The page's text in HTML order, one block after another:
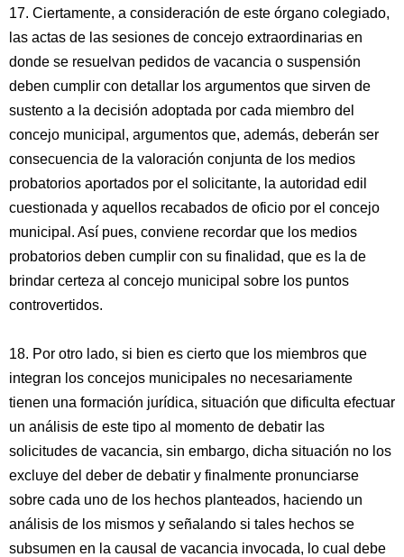
17. Ciertamente, a consideración de este órgano colegiado,
las actas de las sesiones de concejo extraordinarias en
donde se resuelvan pedidos de vacancia o suspensión
deben cumplir con detallar los argumentos que sirven de
sustento a la decisión adoptada por cada miembro del
concejo municipal, argumentos que, además, deberán ser
consecuencia de la valoración conjunta de los medios
probatorios aportados por el solicitante, la autoridad edil
cuestionada y aquellos recabados de oficio por el concejo
municipal. Así pues, conviene recordar que los medios
probatorios deben cumplir con su finalidad, que es la de
brindar certeza al concejo municipal sobre los puntos
controvertidos.
18. Por otro lado, si bien es cierto que los miembros que
integran los concejos municipales no necesariamente
tienen una formación jurídica, situación que dificulta efectuar
un análisis de este tipo al momento de debatir las
solicitudes de vacancia, sin embargo, dicha situación no los
excluye del deber de debatir y finalmente pronunciarse
sobre cada uno de los hechos planteados, haciendo un
análisis de los mismos y señalando si tales hechos se
subsumen en la causal de vacancia invocada, lo cual debe